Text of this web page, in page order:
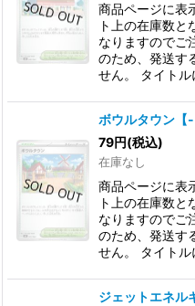
商品ページに表
ト上の在庫数
なりますのでご
のため、発送す
せん。 タイト
ボウルタウン【
79円(税込)
在庫なし
商品ページに表
ト上の在庫数
なりますのでご
のため、発送す
せん。 タイト
ジェットエネ